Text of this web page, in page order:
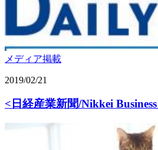
メディア掲載
2019/02/21
<日経産業新聞/Nikkei